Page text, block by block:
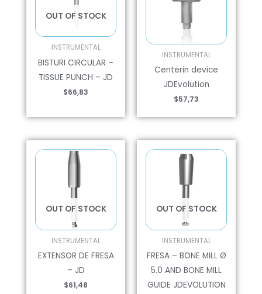
OUT OF STOCK
INSTRUMENTAL
BISTURI CIRCULAR –
TISSUE PUNCH – JD
$66,83
INSTRUMENTAL
Centerin device
JDEvolution
$57,73
OUT OF STOCK
INSTRUMENTAL
EXTENSOR DE FRESA
– JD
$61,48
OUT OF STOCK
INSTRUMENTAL
FRESA – BONE MILL Ø
5.0 AND BONE MILL
GUIDE JDEVOLUTION